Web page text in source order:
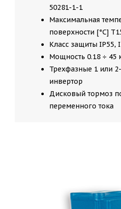
50281-1-1
Максимальная
поверхности [°C]
Класс защиты IP55,
Мощность 0.18 ÷ 45
Трехфазные 1 или
инвертор
Дисковый тормоз
переменного тока